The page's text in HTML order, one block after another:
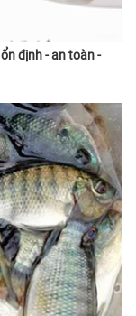
định - an toàn -